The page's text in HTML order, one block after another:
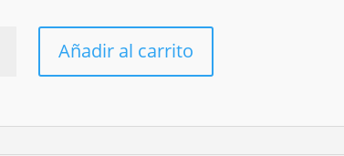
hasta
$2,655.00
Añadir al carrito